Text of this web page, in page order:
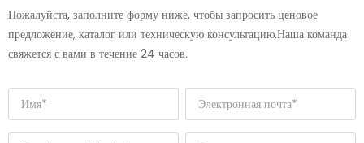
Пожалуйста, заполните форму ниже, чтобы запросить ценовое
предложение, каталог или техническую консультацию.Наша команда
свяжется с вами в течение 24 часов.